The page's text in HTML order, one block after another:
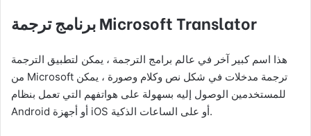
برنامج ترجمة Microsoft Translator
هذا اسم كبير آخر في عالم برامج الترجمة ، يمكن لتطبيق الترجمة
من Microsoft ترجمة مدخلات في شكل نص وكلام وصورة ، يمكن
للمستخدمين الوصول إليه بسهولة على هواتفهم التي تعمل بنظام
Android أو أجهزة iOS أو على الساعات الذكية.